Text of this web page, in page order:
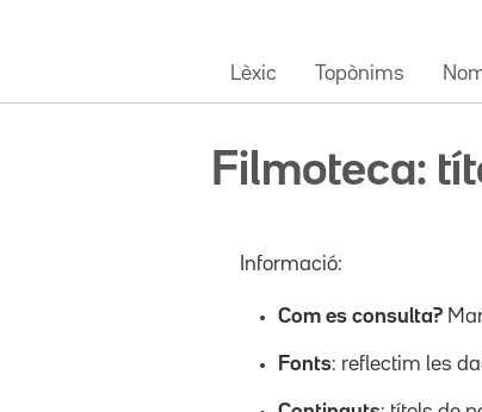
Lèxic Topònims
Filmoteca:
Informació:
Com es consulta?
Fonts: reflectim les